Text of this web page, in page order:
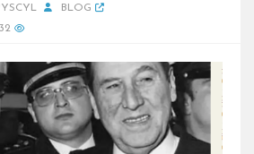
BLOG